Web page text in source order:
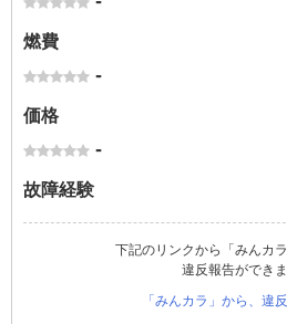
燃費
-
価格
-
故障経験
下記のリンクから「みんカ
違反報告ができま
「みんカラ」から、違